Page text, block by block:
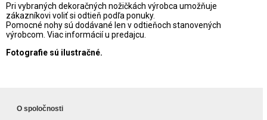
Pri vybraných dekoračných nožičkách výrobca umožňuje
zákazníkovi voliť si odtieň podľa ponuky.
Pomocné nohy sú dodávané len v odtieňoch stanovených
výrobcom. Viac informácií u predajcu.
Fotografie sú ilustračné.
O spoločnosti